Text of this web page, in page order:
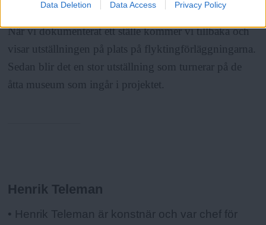
Data Deletion Data Access Privacy Policy
skiljer sig, och hur vi behandlar och presenterar det.
När vi dokumenterat ett ställe kommer vi tillbaka och
visar utställningen på plats på flyktingförläggningarna.
Sedan blir det en stor utställning som turnerar på de
åtta museum som ingår i projektet.
Henrik Teleman
• Henrik Teleman är konstnär och var chef för